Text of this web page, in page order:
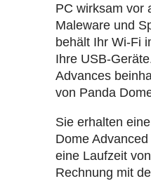
PC wirksam vor
Maleware und
behält Ihr Wi-Fi
Ihre USB-
Advances
von Panda
Sie erhalten
Dome
eine Laufzeit
Rechnung mit